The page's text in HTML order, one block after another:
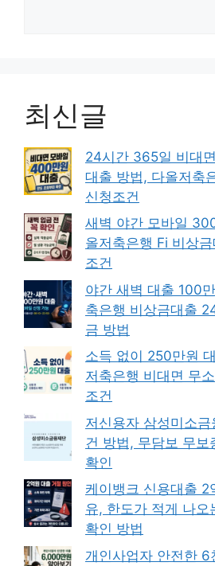
최신글
24시간 365일 비대
대출 방법, 다올저축
신청조건
새벽 야간 모바일
올저축은행 Fi 비상금
조건
야간 새벽 대출 100
축은행 비상금대출
금 방법
소득 없이 250만원
저축은행 비대면 무
조건
저신용자 삼성미소
건 방법, 무담보 무보
확인
케이뱅크 신용대출 2
유, 한도가 적게 나오
확인 방법
개인사업자 안전한